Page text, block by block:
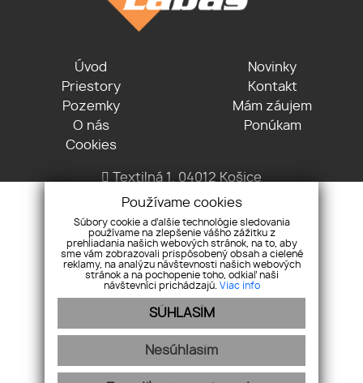
Úvod
Priestory
Pozemky
O nás
Cookies
Novinky
Kontakt
Mám záujem
Ponúkam
Textilná 1, 04012 Košice
+421 915 322 431
office@lvreality.sk
Pod záštitou
LV reality s.r.o.
Používame cookies
Súbory cookie a ďalšie technológie sledovania
používame na zlepšenie vášho zážitku z
prehliadania našich webových stránok, na to, aby
sme vám zobrazovali prispôsobený obsah a cielené
reklamy, na analýzu návštevnosti našich webových
stránok a na pochopenie toho, odkiaľ naši
návštevníci prichádzajú. Viac info
SÚHLASÍM
Nesúhlasím